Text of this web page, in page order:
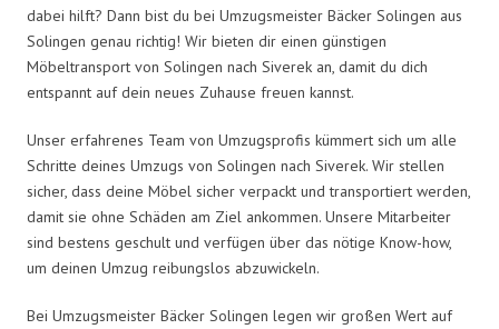
dabei hilft? Dann bist du bei Umzugsmeister Bäcker Solingen aus
Solingen genau richtig! Wir bieten dir einen günstigen
Möbeltransport von Solingen nach Siverek an, damit du dich
entspannt auf dein neues Zuhause freuen kannst.
Unser erfahrenes Team von Umzugsprofis kümmert sich um alle
Schritte deines Umzugs von Solingen nach Siverek. Wir stellen
sicher, dass deine Möbel sicher verpackt und transportiert werden,
damit sie ohne Schäden am Ziel ankommen. Unsere Mitarbeiter
sind bestens geschult und verfügen über das nötige Know-how,
um deinen Umzug reibungslos abzuwickeln.
Bei Umzugsmeister Bäcker Solingen legen wir großen Wert auf